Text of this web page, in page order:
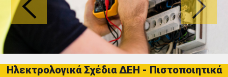
Ηλεκτρολογικά Σχέδια ΔΕΗ - Πιστοποιητικά